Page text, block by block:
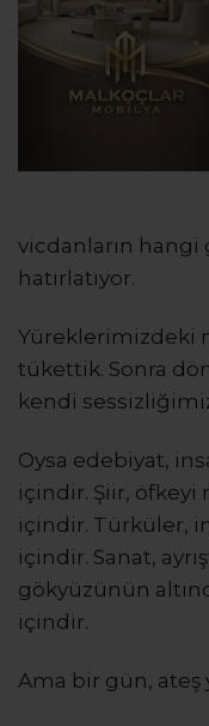
vicdanların
hatırlatıyor.
Yüreklerimizdeki
tükettik. Sonra
kendi
Oysa edebiyat,
içindir. Şiir,
içindir. Türküler,
içindir. Sanat,
gökyüzünün
içindir.
Ama bir gün, ateş